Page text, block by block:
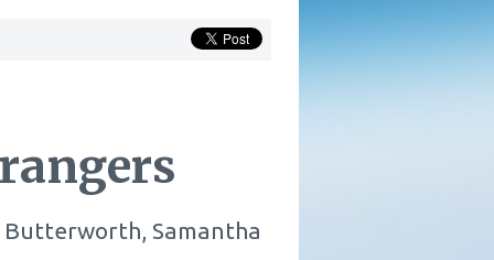
Butterworth, Samantha